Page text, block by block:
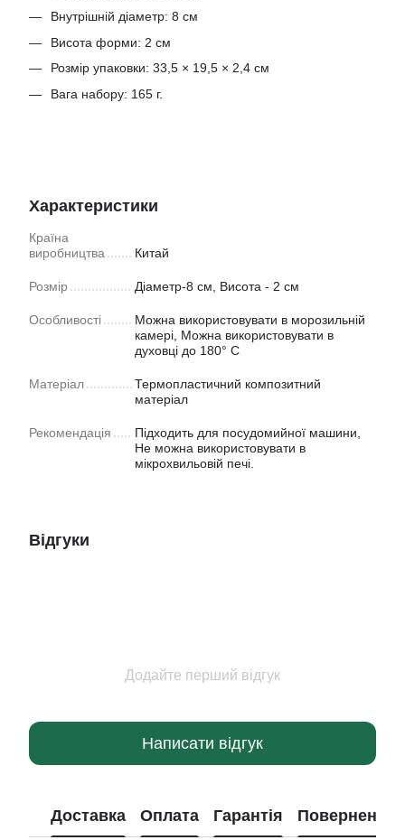
Внутрішній діаметр: 8 см
Висота форми: 2 см
Розмір упаковки: 33,5 × 19,5 × 2,4 см
Вага набору: 165 г.
Характеристики
Країна
виробництва
Китай
Розмір Діаметр-8 см, Висота - 2 см
Особливості
Можна використовувати в морозильній
камері, Можна використовувати в
духовці до 180° C
Матеріал
Термопластичний композитний
матеріал
Рекомендація
Підходить для посудомийної машини,
Не можна використовувати в
мікрохвильовій печі.
Відгуки
Додайте перший відгук
Написати відгук
Доставка Оплата Гарантія Повернення